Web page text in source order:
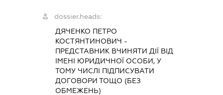
dossier.heads:
ДЯЧЕНКО ПЕТРО
КОСТЯНТИНОВИЧ -
ПРЕДСТАВНИК ВЧИНЯТИ ДІЇ ВІД
ІМЕНІ ЮРИДИЧНОЇ ОСОБИ, У
ТОМУ ЧИСЛІ ПІДПИСУВАТИ
ДОГОВОРИ ТОЩО (БЕЗ
ОБМЕЖЕНЬ)